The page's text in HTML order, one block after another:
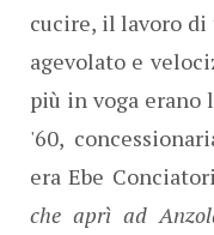
cucire, il lavoro
agevolato e
più in voga erano
'60,
era Ebe
che aprì ad